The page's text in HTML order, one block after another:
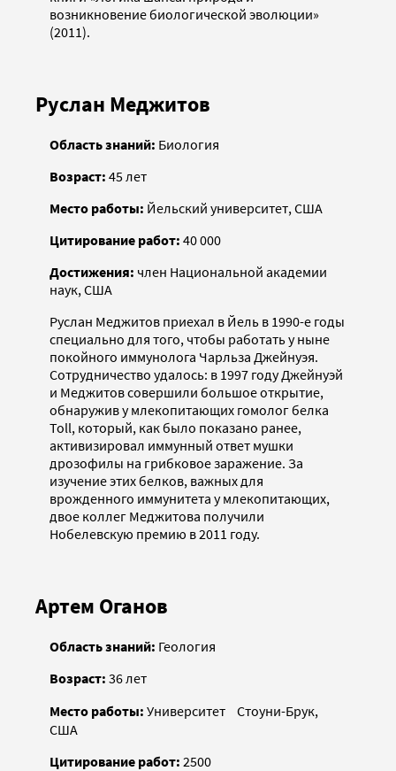
возникновение биологической эволюции»
(2011).
Руслан Меджитов
Область знаний: Биология
Возраст: 45 лет
Место работы: Йельский университет, США
Цитирование работ: 40 000
Достижения: член Национальной академии
наук, США
Руслан Меджитов приехал в Йель в 1990-е годы
специально для того, чтобы работать у ныне
покойного иммунолога Чарльза Джейнуэя.
Сотрудничество удалось: в 1997 году Джейнуэй
и Меджитов совершили большое открытие,
обнаружив у млекопитающих гомолог белка
Toll, который, как было показано ранее,
активизировал иммунный ответ мушки
дрозофилы на грибковое заражение. За
изучение этих белков, важных для
врожденного иммунитета у млекопитающих,
двое коллег Меджитова получили
Нобелевскую премию в 2011 году.
Артем Оганов
Область знаний: Геология
Возраст: 36 лет
Место работы: Университет Стоуни-Брук,
США
Цитирование работ: 2500